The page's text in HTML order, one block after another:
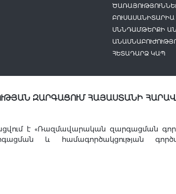
ԲՈՒՍԱՍԱՆԻՏԱՐԻԱ
ՍՆՆԴԱՄԹԵՐՔԻ
ՀԵՏԱԴԱՐՁ ԿԱՊ
ԶԱՐԳԱՑՈՒՄ ՀԱՅԱՍՏԱՆԻ
է «Ռազմավարական զարգացման
և համագործակցության